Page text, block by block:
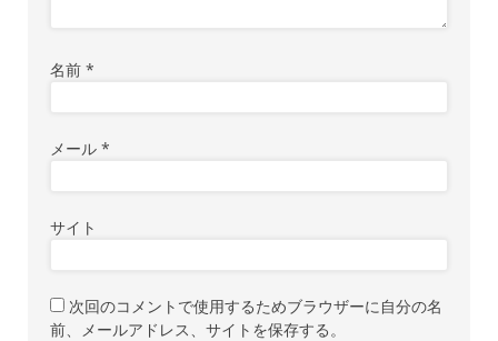
名前 *
メール *
サイト
次回のコメントで使用するためブラウザーに自分の名
前、メールアドレス、サイトを保存する。